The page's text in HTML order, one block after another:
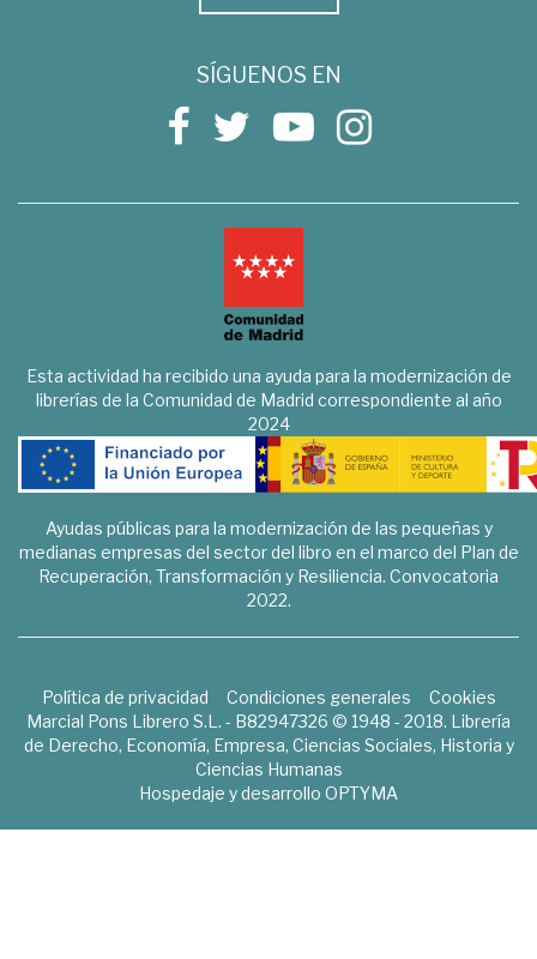
SÍGUENOS EN
Esta actividad ha recibido una ayuda para la modernización de
librerías de la Comunidad de Madrid correspondiente al año
2024
Ayudas públicas para la modernización de las pequeñas y
medianas empresas del sector del libro en el marco del Plan de
Recuperación, Transformación y Resiliencia. Convocatoria
2022.
Política de privacidad Condiciones generales
Cookies
Marcial Pons Librero S.L. - B82947326 © 1948 - 2018. Librería
de Derecho, Economía, Empresa, Ciencias Sociales, Historia y
Ciencias Humanas
Hospedaje y desarrollo OPTYMA